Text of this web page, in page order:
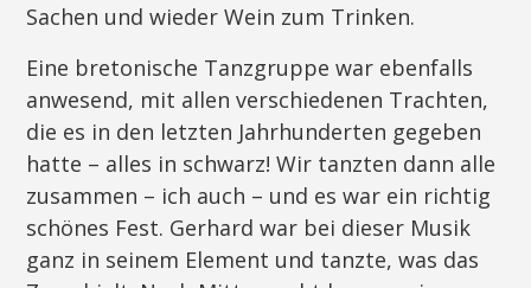
Sachen und wieder Wein zum Trinken.
Eine bretonische Tanzgruppe war ebenfalls
anwesend, mit allen verschiedenen Trachten,
die es in den letzten Jahrhunderten gegeben
hatte – alles in schwarz! Wir tanzten dann alle
zusammen – ich auch – und es war ein richtig
schönes Fest. Gerhard war bei dieser Musik
ganz in seinem Element und tanzte, was das